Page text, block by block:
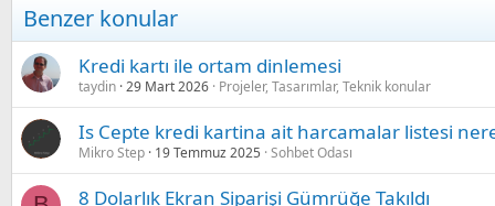
Benzer konular
Kredi kartı ile ortam dinlemesi
taydin 29 Mart 2026 Projeler, Tasarımlar, Teknik konular
Is Cepte kredi kartina ait harcamalar listesi
Mikro Step 19 Temmuz 2025 Sohbet Odası
8 Dolarlık Ekran Siparişi Gümrüğe Takıldı